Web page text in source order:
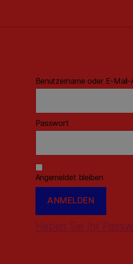
Benutzername oder E-Mail-
Passwort
Angemeldet bleiben
Haben Sie Ihr